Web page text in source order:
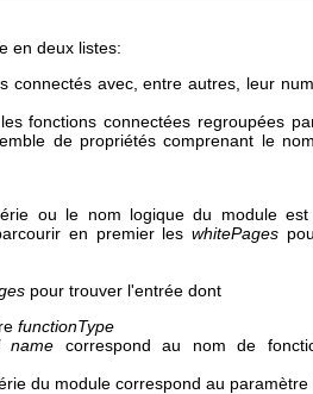
en deux listes:
connectés avec, entre autres, leur
fonctions connectées regroupées
de propriétés comprenant le
ou le nom logique du module est
en premier leswhitePages
pour trouver l'entrée dont
functionType
name correspond au nom de
du module correspond au paramètre